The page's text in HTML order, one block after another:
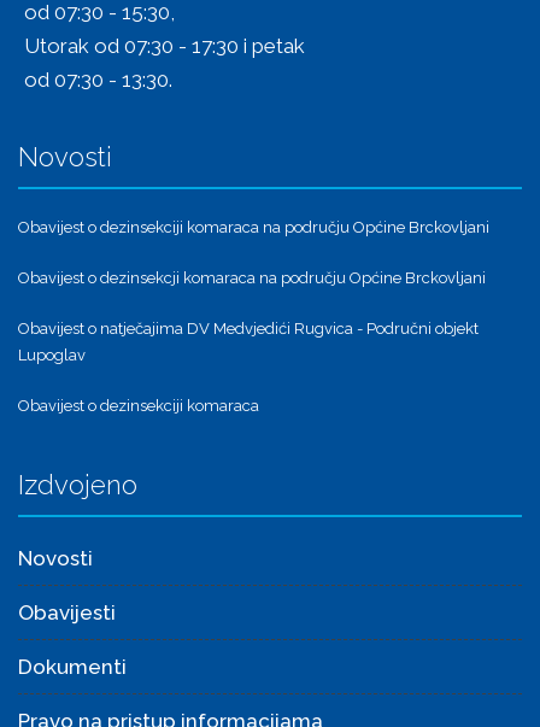
od 07:30 - 15:30,
Utorak od 07:30 - 17:30 i petak
od 07:30 - 13:30.
Novosti
Obavijest o dezinsekciji komaraca na području Općine Brckovljani
Obavijest o dezinsekcji komaraca na području Općine Brckovljani
Obavijest o natječajima DV Medvjedići Rugvica - Područni objekt
Lupoglav
Obavijest o dezinsekciji komaraca
Izdvojeno
Novosti
Obavijesti
Dokumenti
Pravo na pristup informacijama